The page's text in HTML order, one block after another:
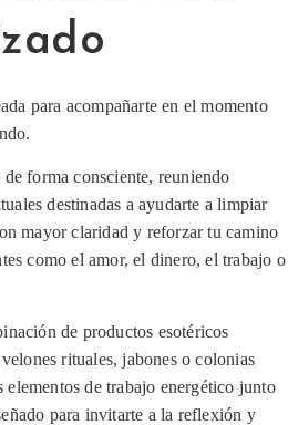
para acompañarte en el momento
forma consciente, reuniendo
destinadas a ayudarte a limpiar
mayor claridad y reforzar tu camino
como el amor, el dinero, el trabajo o
de productos esotéricos
rituales, jabones o colonias
de trabajo energético junto
para invitarte a la reflexión y